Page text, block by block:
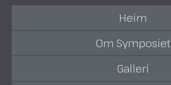
Heim
Om Symposiet
Galleri